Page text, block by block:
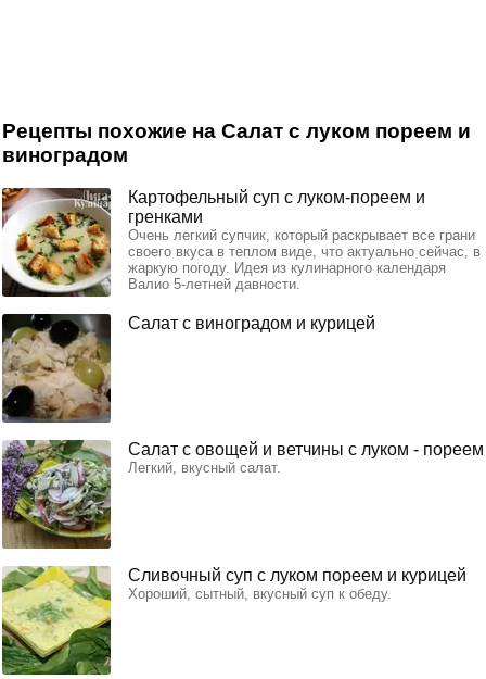
Рецепты похожие на Салат с луком пореем и
виноградом
Картофельный суп с луком-пореем и
гренками
Очень легкий супчик, который раскрывает все грани
своего вкуса в теплом виде, что актуально сейчас, в
жаркую погоду. Идея из кулинарного календаря
Валио 5-летней давности.
Салат с виноградом и курицей
Салат с овощей и ветчины с луком - пореем
Легкий, вкусный салат.
Сливочный суп с луком пореем и курицей
Хороший, сытный, вкусный суп к обеду.